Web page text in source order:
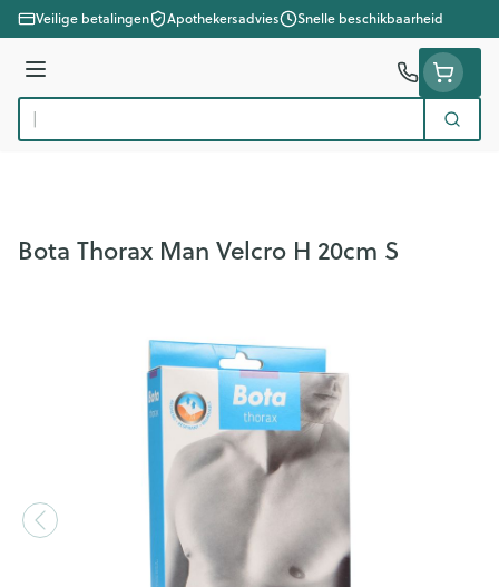
Ga naar de inhoud
Veilige betalingen Apothekersadvies Snelle beschikbaarheid
Menu
Product, merk, categorie...
Zoek
Bota Thorax Man Velcro H 20cm S